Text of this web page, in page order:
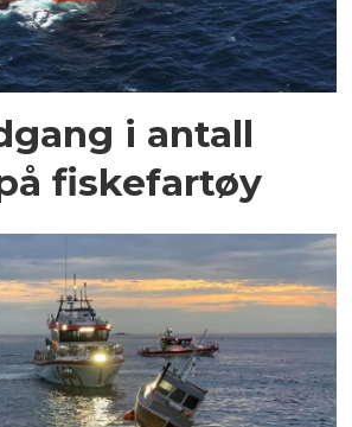
i antall
fiskefartøy